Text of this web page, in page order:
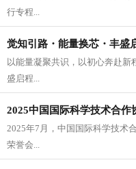
行专程...
觉知引路・能量换芯・丰
立刻公益课堂
以能量凝聚共识，以初心奔赴新
盛启程...
2025中国国际科学技术合
交高峰论坛在京举办
2025年7月，中国国际科学技术
荣誉会...